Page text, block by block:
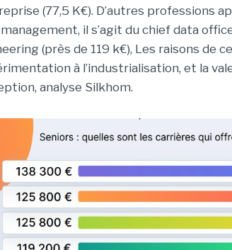
(77,5 K€). D’autres professions
il s’agit du chief data
(près de 119 k€), Les raisons de
à l’industrialisation, et la
analyse Silkhom.